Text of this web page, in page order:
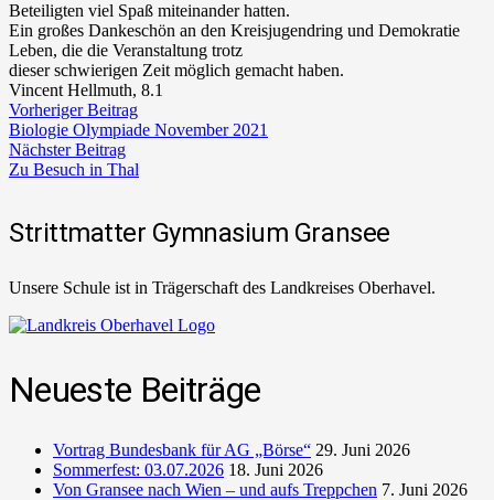
Beteiligten viel Spaß miteinander hatten.
Ein großes Dankeschön an den Kreisjugendring und Demokratie
Leben, die die Veranstaltung trotz
dieser schwierigen Zeit möglich gemacht haben.
Vincent Hellmuth, 8.1
Vorheriger Beitrag
Biologie Olympiade November 2021
Nächster Beitrag
Zu Besuch in Thal
Strittmatter Gymnasium Gransee
Unsere Schule ist in Trägerschaft des Landkreises Oberhavel.
Neueste Beiträge
Vortrag Bundesbank für AG „Börse“ 29. Juni 2026
Sommerfest: 03.07.2026 18. Juni 2026
Von Gransee nach Wien – und aufs Treppchen 7. Juni 2026